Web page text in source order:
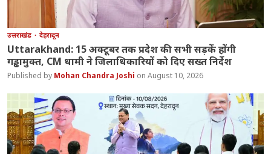
उत्तराखंड देहरादून
Uttarakhand: 15 अक्टूबर तक प्रदेश की सभी सड़कें होंगी
गड्ढामुक्त, CM धामी ने जिलाधिकारियों को दिए सख्त निर्देश
Mohan Chandra Joshi August 10, 2026